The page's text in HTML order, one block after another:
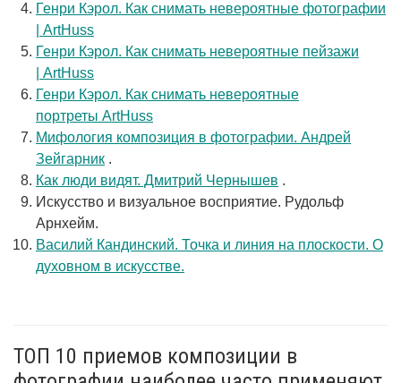
Генри Кэрол. Как снимать невероятные фотографии
| ArtHuss
Генри Кэрол. Как снимать невероятные пейзажи
| ArtHuss
Генри Кэрол. Как снимать невероятные
портреты ArtHuss
Мифология композиция в фотографии. Андрей
Зейгарник .
Как люди видят. Дмитрий Чернышев .
Искусство и визуальное восприятие. Рудольф
Арнхейм.
Василий Кандинский. Точка и линия на плоскости. О
духовном в искусстве.
ТОП 10 приемов композиции в